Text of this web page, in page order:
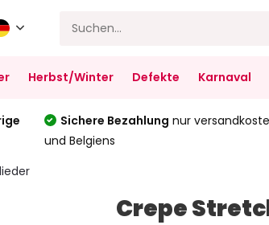
Herbst/Winter Defekte Karnaval
Sichere Bezahlung nur
und Belgiens
Crepe